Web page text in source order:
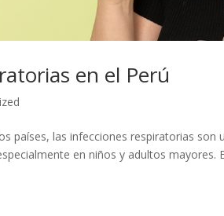
en el Perú
países, las infecciones respiratorias son
en niños y adultos mayores.